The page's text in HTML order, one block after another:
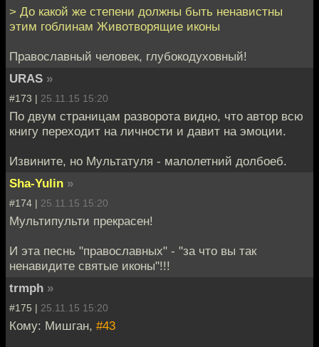
> До какой же степени должны быть ненавистны
этим гоблинам Животворящие иконы
Православный человек, глубокодуховный!
URAS »
#173 | 25.11.15 15:20
По двум страницам разворота видно, что автор всю
книгу переходит на личности и давит на эмоции.
Извините, но Мультатуля - малолетний долбоеб.
Sha-Yulin »
#174 | 25.11.15 15:20
Мультипульти прекрасен!
И эта песнь "православных" - "за что вы так
ненавидите святые иконы"!!!
trmph »
#175 | 25.11.15 15:20
Кому: Мишган, #43